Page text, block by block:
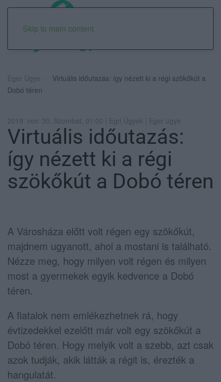
Skip to main content
Eger Ügye
Virtuális időutazás: így nézett ki a régi szökőkút a
Dobó téren
2019. nov. 30. Szombat, 01:00 | Egri Ügyek | Eger ügye
Virtuális időutazás:
így nézett ki a régi
szökőkút a Dobó téren
A Városháza előtt volt régen egy szökőkút,
majdnem ugyanott, ahol a mostani is található.
Nézze meg, hogy milyen volt régen és milyen
most a gyermekek egyik kedvence a Dobó
téren.
A fiatalok nem emlékezhetnek rá, hogy
évtizedekkel ezelőtt már volt egy szökőkút a
Dobó téren. Hogy melyik volt a szebb, azt csak
azok tudják, akik látták a régit is, érezték a
hangulatát.